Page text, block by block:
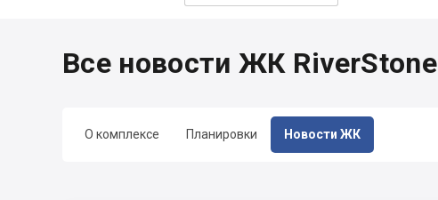
О комплексе Планировки Новости ЖК
Все новости ЖК RiverStone